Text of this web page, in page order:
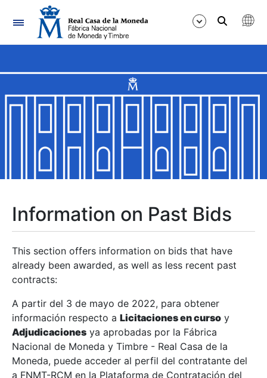
Navigation
Show/Hide
Show/Hide
Show/Hide
Show/Hide
Show/Hide
Information on Past Bids
This section offers information on bids that have
already been awarded, as well as less recent past
contracts:
A partir del 3 de mayo de 2022, para obtener
información respecto a Licitaciones en curso y
Adjudicaciones ya aprobadas por la Fábrica
Nacional de Moneda y Timbre - Real Casa de la
Moneda, puede acceder al perfil del contratante del
a FNMT-RCM en la Plataforma de Contratación del